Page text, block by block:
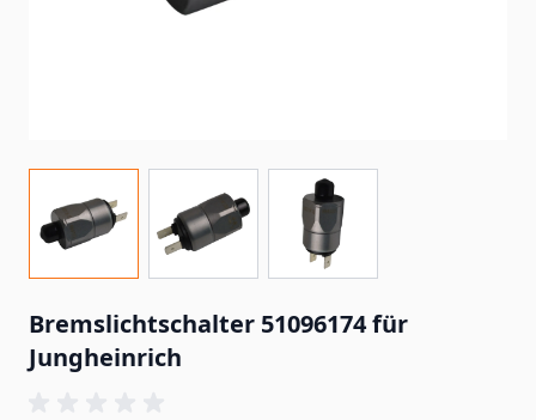
Bremslichtschalter 51096174 für
Jungheinrich